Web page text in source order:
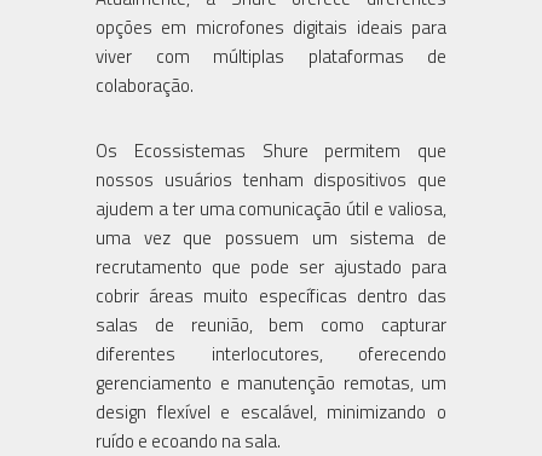
opções em microfones digitais ideais para
viver com múltiplas plataformas de
colaboração.
Os Ecossistemas Shure permitem que
nossos usuários tenham dispositivos que
ajudem a ter uma comunicação útil e valiosa,
uma vez que possuem um sistema de
recrutamento que pode ser ajustado para
cobrir áreas muito específicas dentro das
salas de reunião, bem como capturar
diferentes interlocutores, oferecendo
gerenciamento e manutenção remotas, um
design flexível e escalável, minimizando o
ruído e ecoando na sala.